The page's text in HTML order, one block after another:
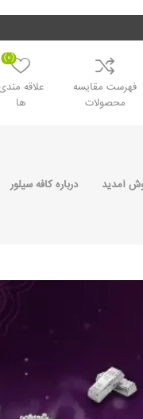
فهرست مقایسه
محصولات
علاقه
ها
(0)
آمدید درباره کافه سیلور